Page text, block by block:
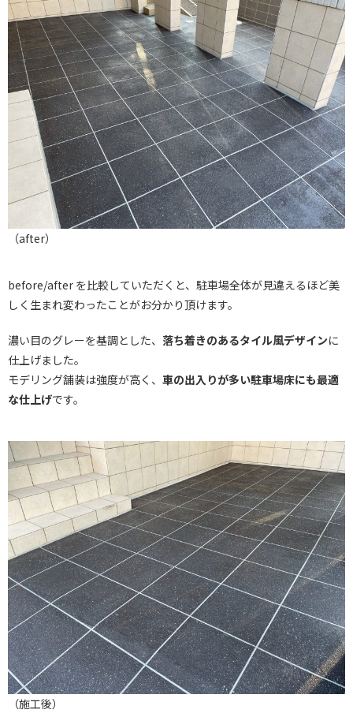
（after）
before/after を比較していただくと、駐車場全体が見違えるほど美
しく生まれ変わったことがお分かり頂けます。
濃い目のグレーを基調とした、 落ち着きのあるタイル風デザインに
仕上げました。
モデリング舗装は強度が高く、 車の出入りが多い駐車場床にも最適
な仕上げです。
（施工後）